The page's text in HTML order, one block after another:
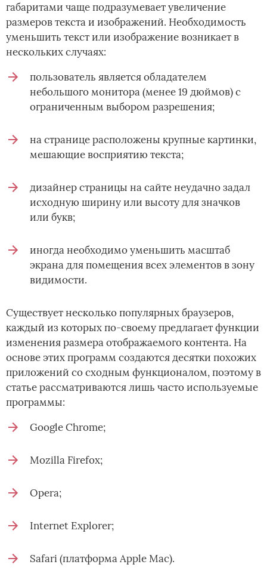
габаритами чаще подразумевает увеличение
размеров текста и изображений. Необходимость
уменьшить текст или изображение возникает в
нескольких случаях:
пользователь является обладателем
небольшого монитора (менее 19 дюймов) с
ограниченным выбором разрешения;
на странице расположены крупные картинки,
мешающие восприятию текста;
дизайнер страницы на сайте неудачно задал
исходную ширину или высоту для значков
или букв;
иногда необходимо уменьшить масштаб
экрана для помещения всех элементов в зону
видимости.
Существует несколько популярных браузеров,
каждый из которых по-своему предлагает функции
изменения размера отображаемого контента. На
основе этих программ создаются десятки похожих
приложений со сходным функционалом, поэтому в
статье рассматриваются лишь часто используемые
программы:
Google Chrome;
Mozilla Firefox;
Opera;
Internet Explorer;
Safari (платформа Apple Mac).